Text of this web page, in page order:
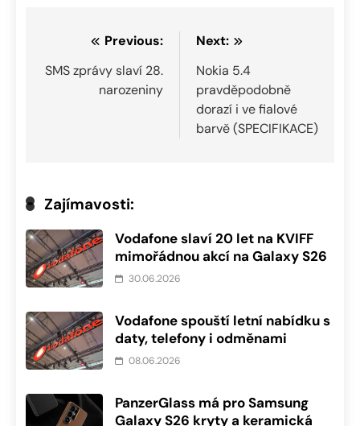
Navigace
pro
příspěvek
Previous:
SMS zprávy slaví 28.
narozeniny
Next:
Nokia 5.4
pravděpodobně
dorazí i ve fialové
barvě (SPECIFIKACE)
Zajímavosti:
Vodafone slaví 20 let na KVIFF
mimořádnou akcí na Galaxy S26
30.06.2026
Vodafone spouští letní nabídku s
daty, telefony i odměnami
08.06.2026
PanzerGlass má pro Samsung
Galaxy S26 kryty a keramická